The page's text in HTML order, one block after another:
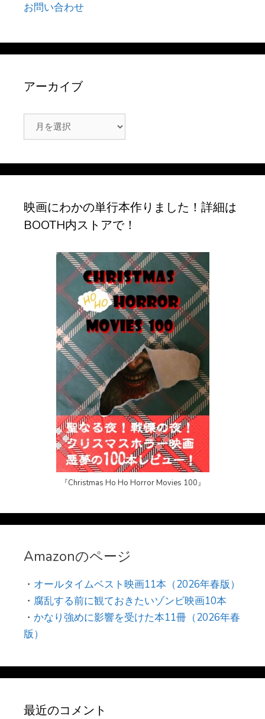
お問い合わせ
アーカイブ
ー
映画にわかの単行本作りました！詳細は
BOOTH内ストアで！
『Christmas Ho Ho Horror Movies 100』
Amazonのページ
・ オールタイムベスト映画11本（2026年春版）
・ 腐乱する前に観ておきたいゾンビ映画10本
・ かなり強めに影響を受けた本11冊（2026年春
版）
最近のコメント